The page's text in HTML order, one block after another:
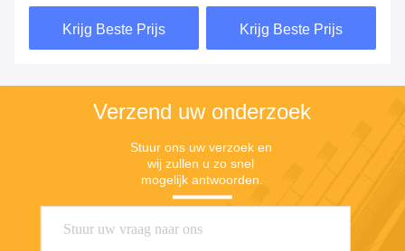
voor levensmiddelen
Krijg Beste Prijs Krijg Beste Prijs
Verzend uw onderzoek
Stuur ons uw verzoek en
wij zullen u zo snel
mogelijk antwoorden.